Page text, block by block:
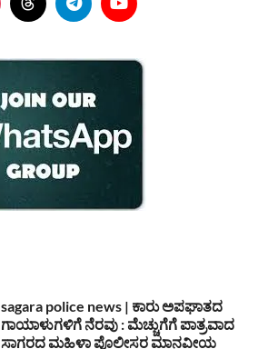
sagara police news | ಕಾರು ಅಪಘಾತದ
ಗಾಯಾಳುಗಳಿಗೆ ನೆರವು : ಮೆಚ್ಚುಗೆಗೆ ಪಾತ್ರವಾದ
ಸಾಗರದ ಮಹಿಳಾ ಪೊಲೀಸರ ಮಾನವೀಯ